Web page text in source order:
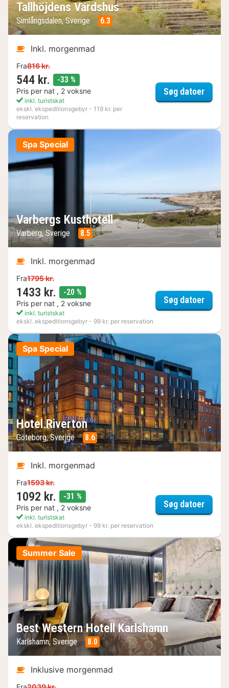
Tallhöjdens Värdshus
Simlångsdalen, Sverige 6.3
Inkl. morgenmad
Fra816 kr.
544 kr. -33 %
Pris per nat , 2 voksne
inkl. turistskat
ekskl. ekspeditionsgebyr - 119 kr. per
reservation
Søg datoer
Spa Special
Varbergs Kusthotell
Varberg, Sverige 8.5
Inkl. morgenmad
Fra1795 kr.
1433 kr. -20 %
Pris per nat , 2 voksne
inkl. turistskat
ekskl. ekspeditionsgebyr - 99 kr. per reservation
Søg datoer
Spa Special
Hotel Riverton
Göteborg, Sverige 8.6
Inkl. morgenmad
Fra1593 kr.
1092 kr. -31 %
Pris per nat , 2 voksne
inkl. turistskat
ekskl. ekspeditionsgebyr - 99 kr. per reservation
Søg datoerHotel
Summer Sale
Best Western Hotell Karlshamn
Karlshamn, Sverige 8.0
Inklusive morgenmad